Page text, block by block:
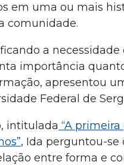
em uma ou mais
comunidade.
a
importância
apresentou
Federal de
intitulada “A
, Ida perguntou-se
entre forma e